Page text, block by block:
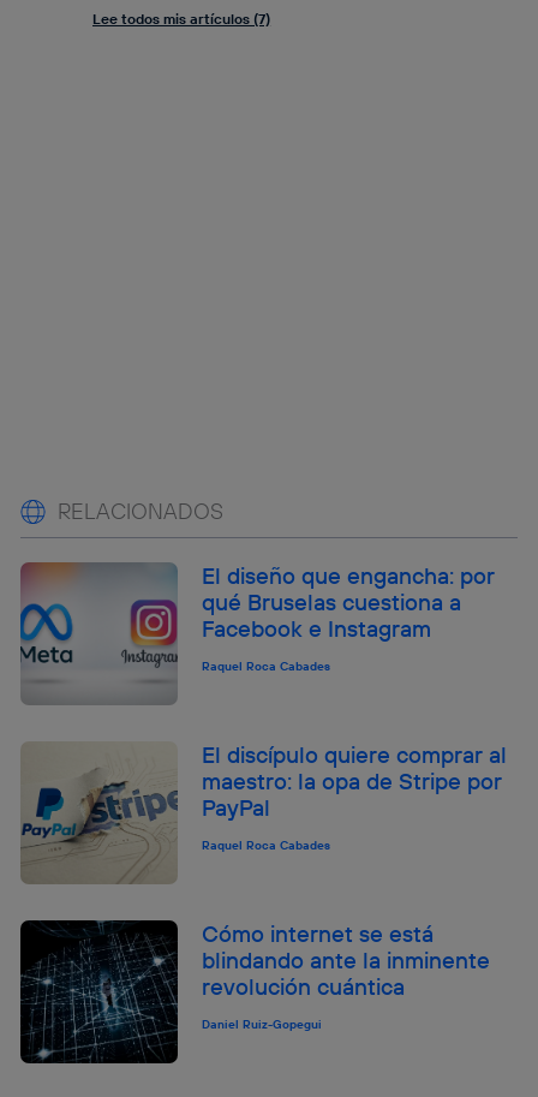
Lee todos mis artículos (7)
RELACIONADOS
El diseño que engancha: por
qué Bruselas cuestiona a
Facebook e Instagram
Raquel Roca Cabades
El discípulo quiere comprar al
maestro: la opa de Stripe por
PayPal
Raquel Roca Cabades
Cómo internet se está
blindando ante la inminente
revolución cuántica
Daniel Ruiz-Gopegui